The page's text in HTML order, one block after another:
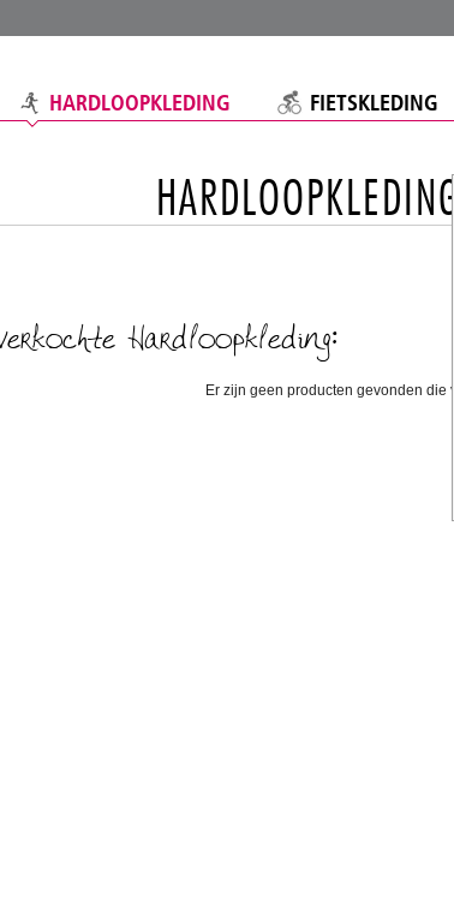
HARDLOOPKLEDING
Hardloopkleding:
Er zijn geen producten gevonden die
HARDLOOPKLEDING FIETSKLEDING